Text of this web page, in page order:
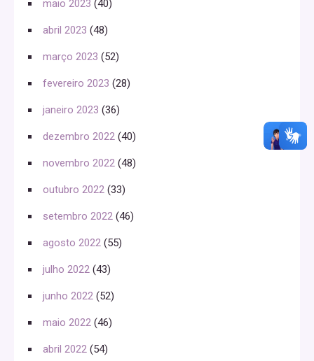
maio 2023 (40)
abril 2023 (48)
março 2023 (52)
fevereiro 2023 (28)
janeiro 2023 (36)
dezembro 2022 (40)
novembro 2022 (48)
outubro 2022 (33)
setembro 2022 (46)
agosto 2022 (55)
julho 2022 (43)
junho 2022 (52)
maio 2022 (46)
abril 2022 (54)